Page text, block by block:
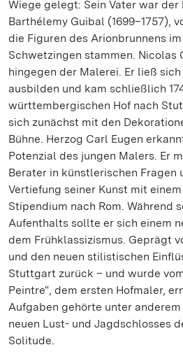
Wiege gelegt: Sein Vater war
Barthélemy Guibal (1699–1757),
die Figuren des Arionbrunnens
Schwetzingen stammen. Nicolas
hingegen der Malerei. Er ließ
ausbilden und kam schließlich
württembergischen Hof nach
sich zunächst mit den
Bühne. Herzog Carl Eugen
Potenzial des jungen Malers. Er
Berater in künstlerischen Fragen
Vertiefung seiner Kunst mit
Stipendium nach Rom. Während
Aufenthalts sollte er sich einem
dem Frühklassizismus. Geprägt
und den neuen stilistischen
Stuttgart zurück – und wurde
Peintre“, dem ersten Hofmaler,
Aufgaben gehörte unter
neuen Lust- und Jagdschlosses
Solitude.